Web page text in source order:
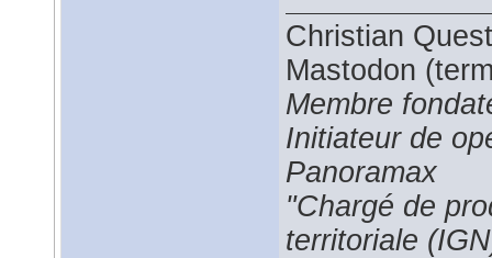
Christian
Mastodon
Membre
Initiateur de
Panoramax
"Chargé de
territoriale